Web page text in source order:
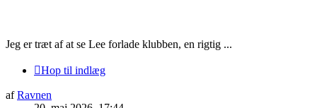
Jeg er træt af at se Lee forlade klubben, en rigtig ...
Hop til indlæg
afRavnen